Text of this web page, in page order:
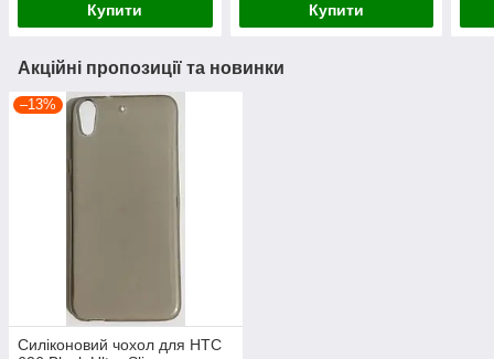
Купити Купити
Акційні пропозиції та новинки
–13%
Силіконовий чохол для HTC